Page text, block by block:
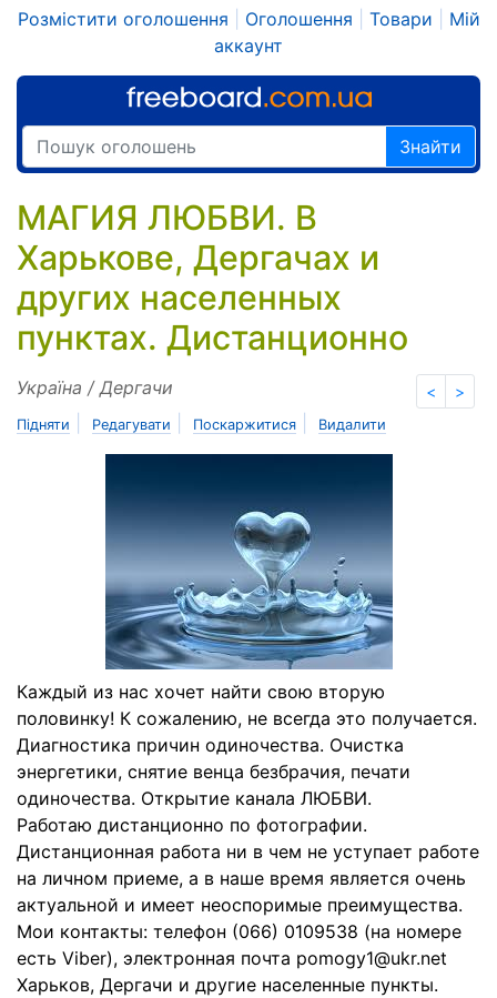
Розмістити оголошення Оголошення Товари
Мій
аккаунт
Знайти
МАГИЯ ЛЮБВИ. В
Харькове, Дергачах и
других населенных
пунктах. Дистанционно
< >
Україна / Дергачи
Підняти Редагувати Поскаржитися Видалити
Каждый из нас хочет найти свою вторую
половинку! К сожалению, не всегда это получается.
Диагностика причин одиночества. Очистка
энергетики, снятие венца безбрачия, печати
одиночества. Открытие канала ЛЮБВИ.
Работаю дистанционно по фотографии.
Дистанционная работа ни в чем не уступает работе
на личном приеме, а в наше время является очень
актуальной и имеет неоспоримые преимущества.
Мои контакты: телефон (066) 0109538 (на номере
есть Viber), электронная почта pomogy1@ukr.net
Харьков, Дергачи и другие населенные пункты.